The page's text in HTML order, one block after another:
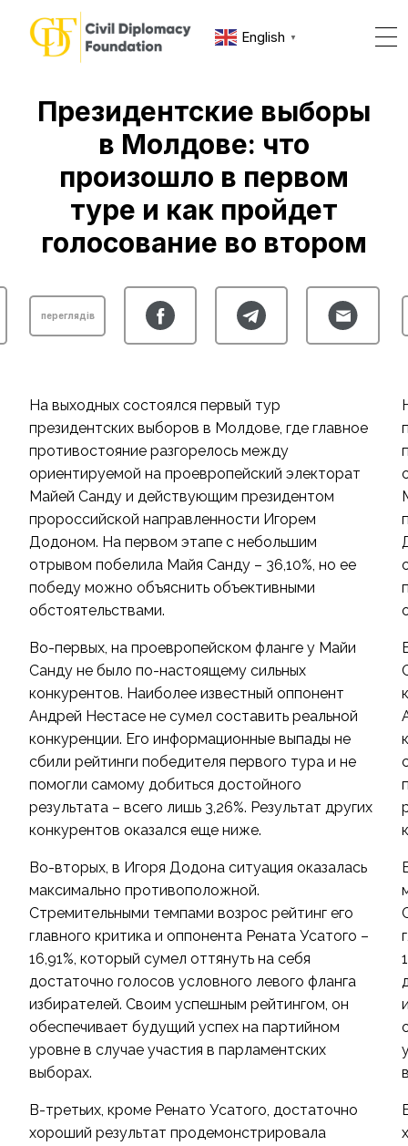
English ▼
Президентские выборы
в Молдове: что
произошло в первом
туре и как пройдет
голосование во втором
переглядів
На выходных состоялся первый тур
президентских выборов в Молдове, где главное
противостояние разгорелось между
ориентируемой на проевропейский электорат
Майей Санду и действующим президентом
пророссийской направленности Игорем
Додоном. На первом этапе с небольшим
отрывом побелила Майя Санду – 36,10%, но ее
победу можно объяснить объективными
обстоятельствами.
Во-первых, на проевропейском фланге у Майи
Санду не было по-настоящему сильных
конкурентов. Наиболее известный оппонент
Андрей Нестасе не сумел составить реальной
конкуренции. Его информационные выпады не
сбили рейтинги победителя первого тура и не
помогли самому добиться достойного
результата – всего лишь 3,26%. Результат других
конкурентов оказался еще ниже.
Во-вторых, в Игоря Додона ситуация оказалась
максимально противоположной.
Стремительными темпами возрос рейтинг его
главного критика и оппонента Рената Усатого –
16,91%, который сумел оттянуть на себя
достаточно голосов условного левого фланга
избирателей. Своим успешным рейтингом, он
обеспечивает будущий успех на партийном
уровне в случае участия в парламентских
выборах.
В-третьих, кроме Ренато Усатого, достаточно
хороший результат продемонстрировала